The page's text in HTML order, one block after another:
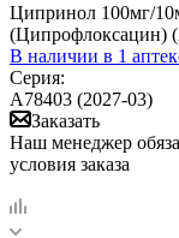
Ципринол 100мг/
(Ципрофлоксацин)
В наличии в 1
Серия:
А78403 (2027-03)
Заказать
Наш менеджер
условия заказа